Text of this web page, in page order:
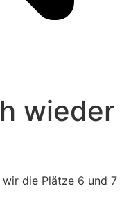
wieder
die Plätze 6 und 7